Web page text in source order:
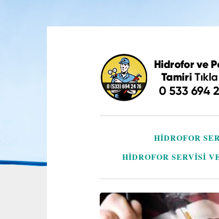
İçeriğe
geç
HIDROFOR
HIDROFOR SERVISI